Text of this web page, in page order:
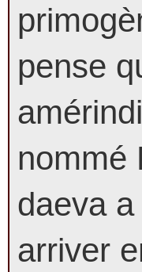
pense
nommé
daeva
arriver